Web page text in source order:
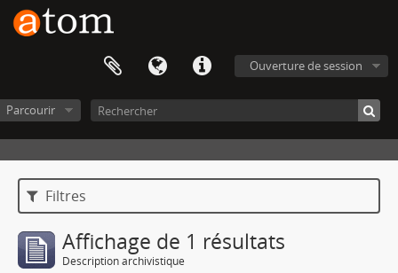
Ouverture de session
Parcourir
Filtres
Affichage de 1 résultats
Description archivistique